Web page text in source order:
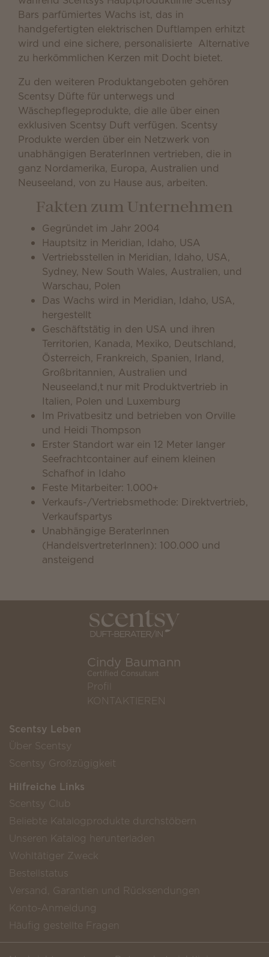
Bars parfümiertes Wachs ist, das in
handgefertigten elektrischen Duftlampen erhitzt
wird und eine sichere, personalisierte Alternative
zu herkömmlichen Kerzen mit Docht bietet.
Zu den weiteren Produktangeboten gehören
Scentsy Düfte für unterwegs und
Wäschepflegeprodukte, die alle über einen
exklusiven Scentsy Duft verfügen. Scentsy
Produkte werden über ein Netzwerk von
unabhängigen BeraterInnen vertrieben, die in
ganz Nordamerika, Europa, Australien und
Neuseeland, von zu Hause aus, arbeiten.
Fakten zum Unternehmen
Gegründet im Jahr 2004
Hauptsitz in Meridian, Idaho, USA
Vertriebsstellen in Meridian, Idaho, USA,
Sydney, New South Wales, Australien, und
Warschau, Polen
Das Wachs wird in Meridian, Idaho, USA,
hergestellt
Geschäftstätig in den USA und ihren
Territorien, Kanada, Mexiko, Deutschland,
Österreich, Frankreich, Spanien, Irland,
Großbritannien, Australien und
Neuseeland,t nur mit Produktvertrieb in
Italien, Polen und Luxemburg
Im Privatbesitz und betrieben von Orville
und Heidi Thompson
Erster Standort war ein 12 Meter langer
Seefrachtcontainer auf einem kleinen
Schafhof in Idaho
Feste Mitarbeiter: 1.000+
Verkaufs-/Vertriebsmethode: Direktvertrieb,
Verkaufspartys
Unabhängige BeraterInnen
(HandelsvertreterInnen): 100.000 und
ansteigend
Cindy Baumann
Certified Consultant
Profil
KONTAKTIEREN
Scentsy Leben
Über Scentsy
Scentsy Großzügigkeit
Hilfreiche Links
Scentsy Club
Beliebte Katalogprodukte durchstöbern
Unseren Katalog herunterladen
Wohltätiger Zweck
Bestellstatus
Versand, Garantien und Rücksendungen
Konto-Anmeldung
Häufig gestellte Fragen